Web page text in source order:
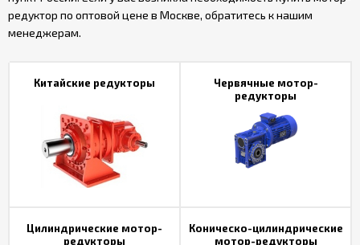
редуктор по оптовой цене в Москве, обратитесь к нашим
менеджерам.
Китайские редукторы
Червячные мотор-
редукторы
Цилиндрические мотор-
редукторы
Коническо-цилиндрические
мотор-редукторы